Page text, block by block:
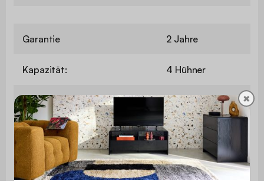
Garantie 2 Jahre
Kapazität: 4 Hühner
Material: Fichte
Maße:
196x73,55x98cm
(22,6kg)
2 Sitzstangen
✖